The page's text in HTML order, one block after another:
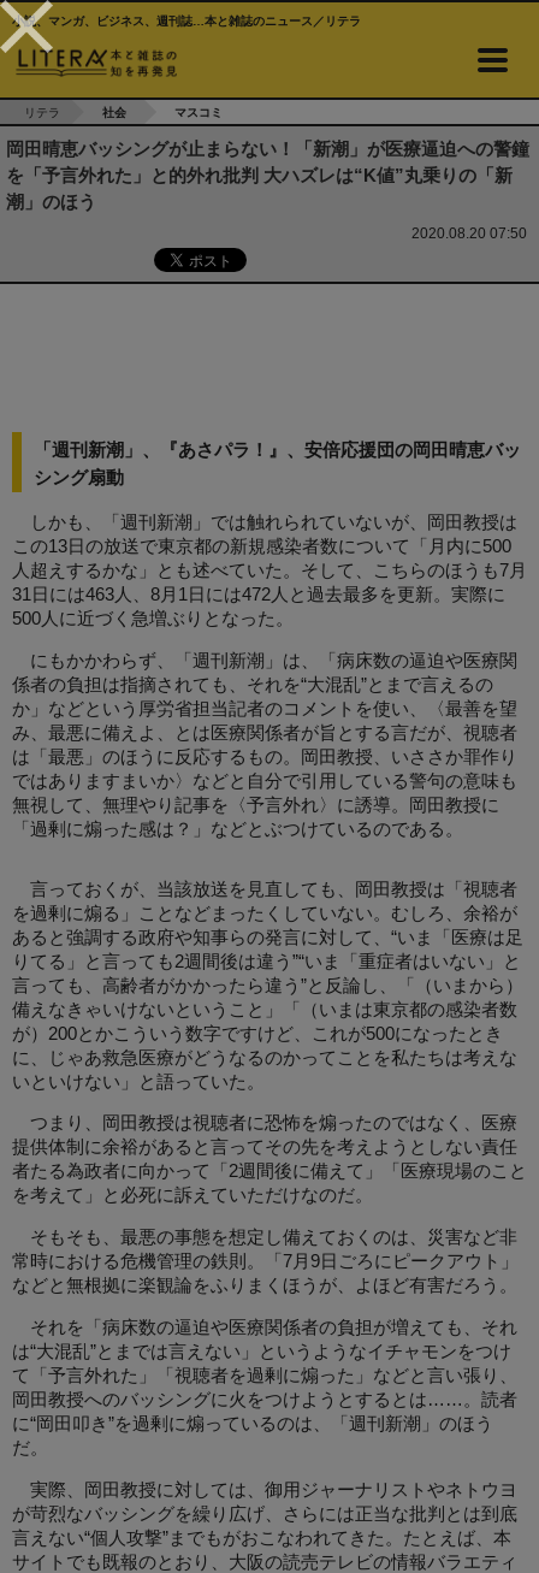
小説、マンガ、ビジネス、週刊誌…本と雑誌のニュース／リテラ
リテラ 社会 マスコミ
岡田晴恵バッシングが止まらない！「新潮」が医療逼迫への警鐘
を「予言外れた」と的外れ批判 大ハズレは“K値”丸乗りの「新
潮」のほう
2020.08.20 07:50
「週刊新潮」、『あさパラ！』、安倍応援団の岡田晴恵バッ
シング扇動
しかも、「週刊新潮」では触れられていないが、岡田教授は
この13日の放送で東京都の新規感染者数について「月内に500
人超えするかな」とも述べていた。そして、こちらのほうも7月
31日には463人、8月1日には472人と過去最多を更新。実際に
500人に近づく急増ぶりとなった。
にもかかわらず、「週刊新潮」は、「病床数の逼迫や医療関
係者の負担は指摘されても、それを“大混乱”とまで言えるの
か」などという厚労省担当記者のコメントを使い、〈最善を望
み、最悪に備えよ、とは医療関係者が旨とする言だが、視聴者
は「最悪」のほうに反応するもの。岡田教授、いささか罪作り
ではありますまいか〉などと自分で引用している警句の意味も
無視して、無理やり記事を〈予言外れ〉に誘導。岡田教授に
「過剰に煽った感は？」などとぶつけているのである。
言っておくが、当該放送を見直しても、岡田教授は「視聴者
を過剰に煽る」ことなどまったくしていない。むしろ、余裕が
あると強調する政府や知事らの発言に対して、“いま「医療は足
りてる」と言っても2週間後は違う”“いま「重症者はいない」と
言っても、高齢者がかかったら違う”と反論し、「（いまから）
備えなきゃいけないということ」「（いまは東京都の感染者数
が）200とかこういう数字ですけど、これが500になったとき
に、じゃあ救急医療がどうなるのかってことを私たちは考えな
いといけない」と語っていた。
つまり、岡田教授は視聴者に恐怖を煽ったのではなく、医療
提供体制に余裕があると言ってその先を考えようとしない責任
者たる為政者に向かって「2週間後に備えて」「医療現場のこと
を考えて」と必死に訴えていただけなのだ。
そもそも、最悪の事態を想定し備えておくのは、災害など非
常時における危機管理の鉄則。「7月9日ごろにピークアウト」
などと無根拠に楽観論をふりまくほうが、よほど有害だろう。
それを「病床数の逼迫や医療関係者の負担が増えても、それ
は“大混乱”とまでは言えない」というようなイチャモンをつけ
て「予言外れた」「視聴者を過剰に煽った」などと言い張り、
岡田教授へのバッシングに火をつけようとするとは……。読者
に“岡田叩き”を過剰に煽っているのは、「週刊新潮」のほう
だ。
実際、岡田教授に対しては、御用ジャーナリストやネトウヨ
が苛烈なバッシングを繰り広げ、さらには正当な批判とは到底
言えない“個人攻撃”までもがおこなわれてきた。たとえば、本
サイトでも既報のとおり、大阪の読売テレビの情報バラエティ